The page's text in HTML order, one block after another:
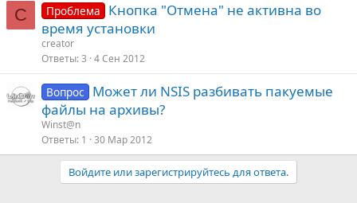
C Проблема
Кнопка "Отмена" не активна во
время установки
creator
Ответы 3 4 Сен 2012
Вопрос
Может ли NSIS разбивать пакуемые
файлы на архивы?
Winst@n
Ответы 1 30 Мар 2012
Войдите или зарегистрируйтесь для ответа.